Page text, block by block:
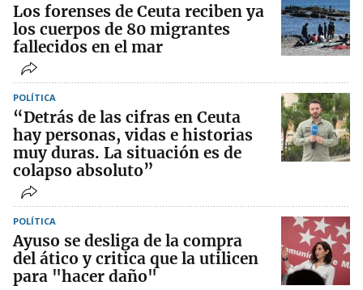
Los forenses de Ceuta reciben ya
los cuerpos de 80 migrantes
fallecidos en el mar
POLÍTICA
“Detrás de las cifras en Ceuta
hay personas, vidas e historias
muy duras. La situación es de
colapso absoluto”
POLÍTICA
Ayuso se desliga de la compra
del ático y critica que la utilicen
para "hacer daño"